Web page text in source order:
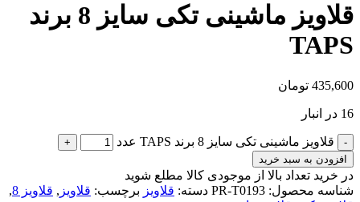
قلاویز ماشینی تکی سایز 8 برند
TAPS
435,600 تومان
16 در انبار
قلاویز ماشینی تکی سایز 8 برند TAPS عدد
افزودن به سبد خرید
در خرید تعداد بالا از موجودی کالا مطلع شوید
شناسه محصول: PR-T0193 دسته: قلاویز برچسب: قلاویز , قلاویز 8
,